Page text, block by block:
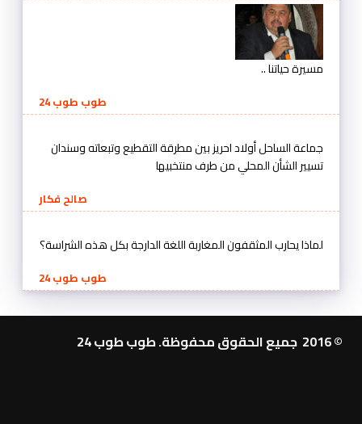
مسيرة حياتنا ..
طوب طوب 24
جماعة الساحل أولاد احريز بين مطرقة التقطيع وتبعاته وسندان
تسيير الشأن المحلي من طرف منتخبيها
صالح فكار
لماذا يحارب المثقفون المغاربة اللغة الدارجة بكل هذه الشراسة؟
طوب طوب 24
© 2016 جميع الحقوق محفوظة. طوب طوب 24